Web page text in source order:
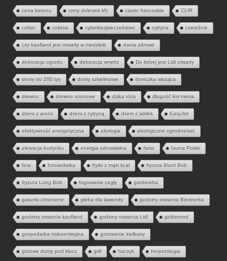
cena betonu ceny dolewek kfc ciasto francuskie CLIR
cukier cukinia cyberbezpieczeństwo cytryna czereśnie
czy kaufland jest otwarty w niedziele dania zdrowe
dekoracja ogrodu dekoracja wnętrz Do której jest Lidl otwarty
domy do 200 tys domy szkieletowe doniczka wisząca
drewno drewno sosnowe dzika róża długość linii metra
dżem z aronii dżem z cytryną dżem z jabłek EasyJet
efektywność energetyczna ekologia ekologiczne ogrodnictwo
elewacja budynku energia odnawialna farsz fauna Polski
feta fotowoltaika frytki z mąki kcal fryzura Blunt Bob
fryzura Long Bob fugowanie cegły garderoba
gatunki chronione gleba dla lawendy godziny otwarcia Biedronka
godziny otwarcia kaufland godziny otwarcia Lidl goldenrod
gospodarka niskoemisyjna gotowanie kiełbasy
gotowe domy pod klucz grill haczyk herpetologia